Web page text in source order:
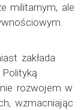
militarnym, ale
zakłada
rozwojem w
wzmacniając